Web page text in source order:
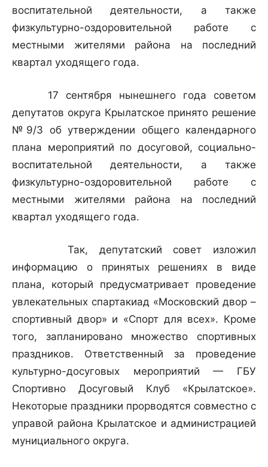
воспитательной деятельности, а также
физкультурно-оздоровительной работе с
местными жителями района на последний
квартал уходящего года.
17 сентября нынешнего года советом
депутатов округа Крылатское принято решение
№9/3 об утверждении общего календарного
плана мероприятий по досуговой, социально-
воспитательной деятельности, а также
физкультурно-оздоровительной работе с
местными жителями района на последний
квартал уходящего года.
Так, депутатский совет изложил
информацию о принятых решениях в виде
плана, который предусматривает проведение
увлекательных спартакиад «Московский двор –
спортивный двор» и «Спорт для всех». Кроме
того, запланировано множество спортивных
праздников. Ответственный за проведение
культурно-досуговых мероприятий — ГБУ
Спортивно Досуговый Клуб «Крылатское».
Некоторые праздники прорводятся совместно с
управой района Крылатское и администрацией
мунициального округа.